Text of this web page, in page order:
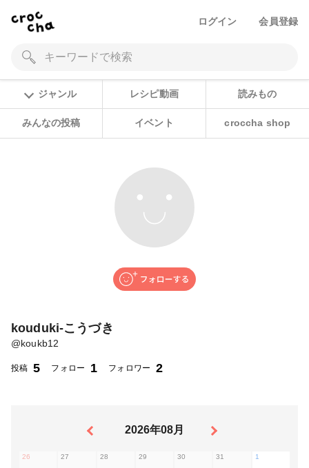
ログイン 会員登録
ジャンル レシピ動画 読みもの
みんなの投稿 イベント croccha shop
kouduki-こうづき
@koukb12
投稿 5 フォロー 1 フォロワー 2
2026年08月
26 27 28 29 30 31 1